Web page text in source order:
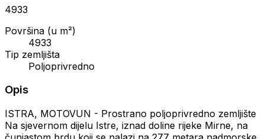
4933
Površina (u m²)
4933
Tip zemljišta
Poljoprivredno
Opis
ISTRA, MOTOVUN - Prostrano poljoprivredno zemljište
Na sjevernom dijelu Istre, iznad doline rijeke Mirne, na